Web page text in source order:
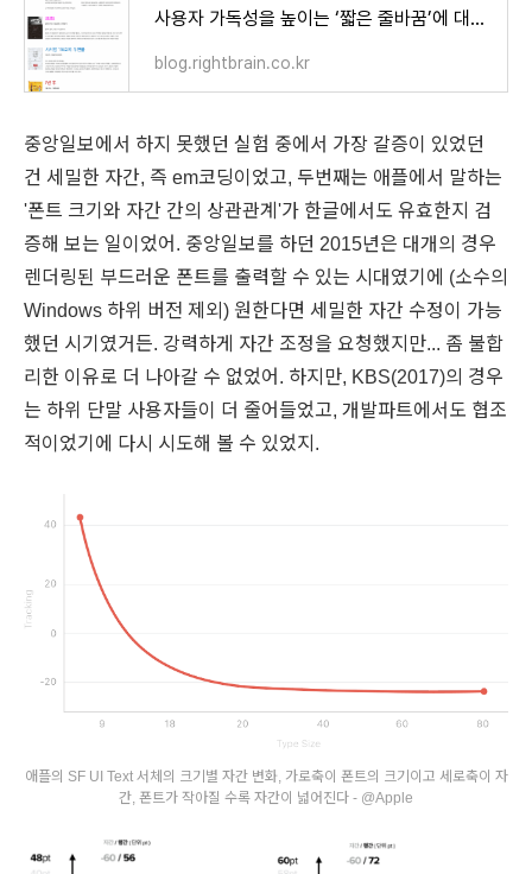
사용자 가독성을 높이는 ‘짧은 줄바꿈’에 대하여 | 라이트브레인 블로그
blog.rightbrain.co.kr
중앙일보에서 하지 못했던 실험 중에서 가장 갈증이 있었던
건 세밀한 자간, 즉 em코딩이었고, 두번째는 애플에서 말하는
'폰트 크기와 자간 간의 상관관계'가 한글에서도 유효한지 검
증해 보는 일이었어. 중앙일보를 하던 2015년은 대개의 경우
렌더링된 부드러운 폰트를 출력할 수 있는 시대였기에 (소수의
Windows 하위 버전 제외) 원한다면 세밀한 자간 수정이 가능
했던 시기였거든. 강력하게 자간 조정을 요청했지만... 좀 불합
리한 이유로 더 나아갈 수 없었어. 하지만, KBS(2017)의 경우
는 하위 단말 사용자들이 더 줄어들었고, 개발파트에서도 협조
적이었기에 다시 시도해 볼 수 있었지.
애플의 SF UI Text 서체의 크기별 자간 변화, 가로축이 폰트의 크기이고 세로축이 자
간, 폰트가 작아질 수록 자간이 넓어진다 - @Apple